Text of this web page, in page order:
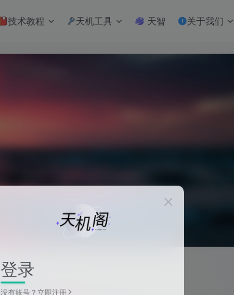
技术教程 天机工具 天智 关于我们
登录
没有账号？立即注册